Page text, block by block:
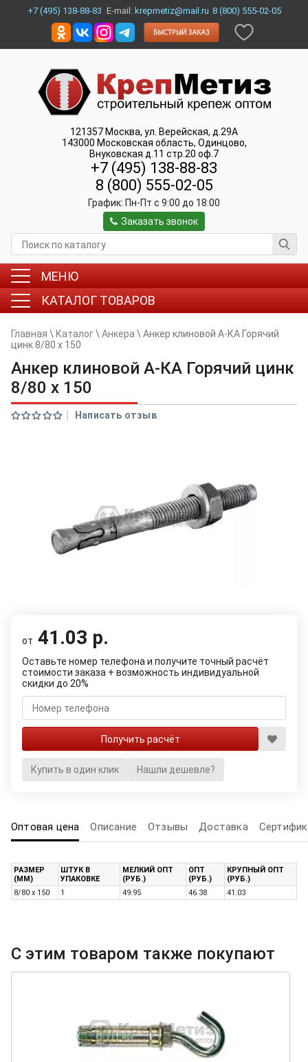
+7 (495) 138-88-83 E-mail: krepmetiz@mail.ru 8 (800) 555-02-05
121357 Москва, ул. Верейская, д.29А
143000 Московская область, Одинцово,
Внуковская д.11 стр.20 оф.7
+7 (495) 138-88-83
8 (800) 555-02-05
График: Пн-Пт c 9:00 до 18:00
Заказать звонок
МЕНЮ
КАТАЛОГ ТОВАРОВ
Главная \ Каталог\ Анкера \ Анкер клиновой А-КА Горячий
цинк 8/80 x 150
Анкер клиновой А-КА Горячий цинк
8/80 x 150
Написать отзыв
от 41.03 р.
Оставьте номер телефона и получите точный расчёт
стоимости заказа + возможность индивидуальной
скидки до 20%
Купить в один клик Нашли дешевле?
Оптовая цена Описание Отзывы Доставка
РАЗМЕР
(ММ)
ШТУК В
УПАКОВКЕ
МЕЛКИЙ ОПТ
(РУБ.)
ОПТ
(РУБ.)
КРУПНЫЙ ОПТ
(РУБ.)
8/80 x 150
1 49.95 46.38 41.03
С этим товаром также покупают